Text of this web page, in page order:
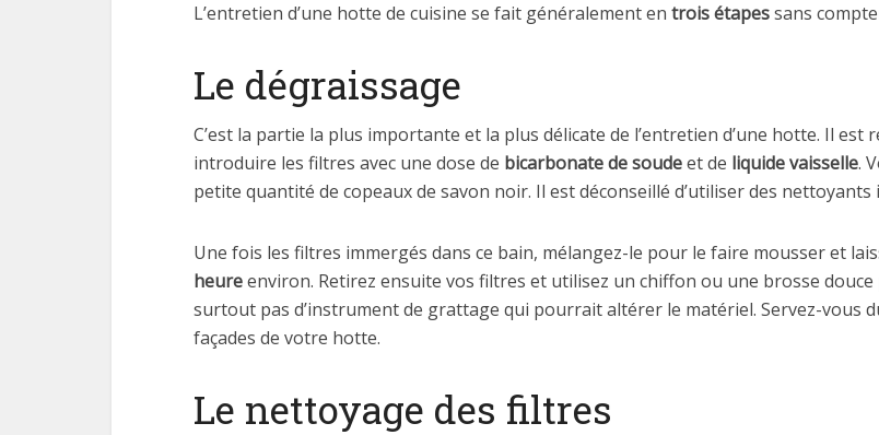
L’entretien d’une hotte de cuisine se fait généralement en trois étapessans
Le dégraissage
C’est la partie la plus importante et la plus délicate de l’entretien d’une hotte. Il est
introduire les filtres avec une dose de bicarbonate de soudeet de liquide vaisselle.
petite quantité de copeaux de savon noir. Il est déconseillé d’utiliser des nettoyants
Une fois les filtres immergés dans ce bain, mélangez-le pour le faire mousser et
heureenviron. Retirez ensuite vos filtres et utilisez un chiffon ou une brosse
surtout pas d’instrument de grattage qui pourrait altérer le matériel. Servez-vous
façades de votre hotte.
Le nettoyage des filtres